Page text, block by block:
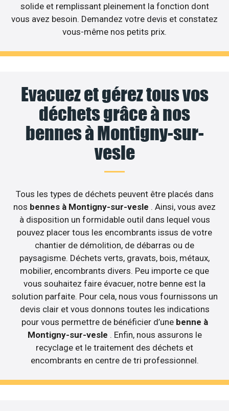
solide et remplissant pleinement la fonction dont
vous avez besoin. Demandez votre devis et constatez
vous-même nos petits prix.
Evacuez et gérez tous vos
déchets grâce à nos
bennes à Montigny-sur-
vesle
Tous les types de déchets peuvent être placés dans
nos bennes à Montigny-sur-vesle . Ainsi, vous avez
à disposition un formidable outil dans lequel vous
pouvez placer tous les encombrants issus de votre
chantier de démolition, de débarras ou de
paysagisme. Déchets verts, gravats, bois, métaux,
mobilier, encombrants divers. Peu importe ce que
vous souhaitez faire évacuer, notre benne est la
solution parfaite. Pour cela, nous vous fournissons un
devis clair et vous donnons toutes les indications
pour vous permettre de bénéficier d’une benne à
Montigny-sur-vesle . Enfin, nous assurons le
recyclage et le traitement des déchets et
encombrants en centre de tri professionnel.